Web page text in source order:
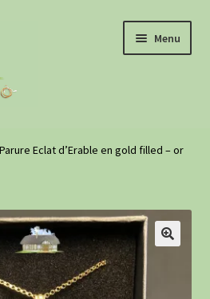
Menu
Parure Eclat d’Erable en gold filled – or